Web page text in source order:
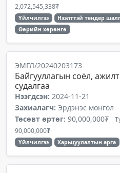
2,072,545,338₮
Үйлчилгээ
Нээлттэй тендер
Өөрийн хөрөнгө
ЭМГЛ/20240203173
Байгууллагын соёл,
судалгаа
Нээгдсэн: 2024-11-21
Захиалагч: Эрдэнэс монгол
Төсөвт өртөг: 90,000,000₮
90,000,000₮
Үйлчилгээ Харьцуулалтын арга